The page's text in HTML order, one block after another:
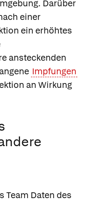
Darüber
einer
ein erhöhtes
ansteckenden
Impfungen
an Wirkung
Team Daten des